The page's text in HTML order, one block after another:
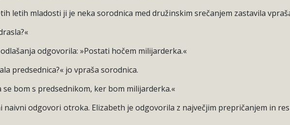
letih mladosti ji je neka sorodnica med družinskim srečanjem zastavila
odgovorila: »Postati hočem milijarderka.«
predsednica?« jo vpraša sorodnica.
se bom s predsednikom, ker bom milijarderka.«
naivni odgovori otroka. Elizabeth je odgovorila z največjim prepričanjem in